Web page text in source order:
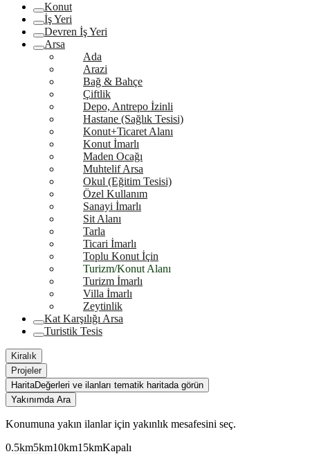
Konut
İş Yeri
Devren İş Yeri
Arsa
Ada
Arazi
Bağ & Bahçe
Çiftlik
Depo, Antrepo İzinli
Hastane (Sağlık Tesisi)
Konut+Ticaret Alanı
Konut İmarlı
Maden Ocağı
Muhtelif Arsa
Okul (Eğitim Tesisi)
Özel Kullanım
Sanayi İmarlı
Sit Alanı
Tarla
Ticari İmarlı
Toplu Konut İçin
Turizm/Konut Alanı
Turizm İmarlı
Villa İmarlı
Zeytinlik
Kat Karşılığı Arsa
Turistik Tesis
Kiralık
Projeler
HaritaDeğerleri ve ilanları tematik haritada görün
Yakınımda Ara
Konumuna yakın ilanlar için yakınlık mesafesini seç.
0.5km5km10km15kmKapalı